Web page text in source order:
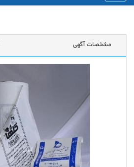
مشخصات آگهی